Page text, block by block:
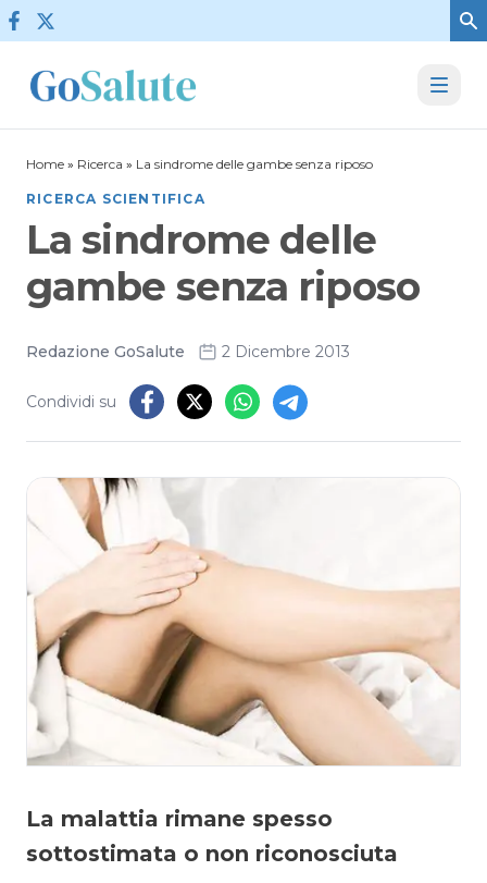
Vai al contenuto
Home » Ricerca » La sindrome delle gambe senza riposo
RICERCA SCIENTIFICA
La sindrome delle
gambe senza riposo
Redazione GoSalute 2 Dicembre 2013
Condividi su
La malattia rimane spesso
sottostimata o non riconosciuta